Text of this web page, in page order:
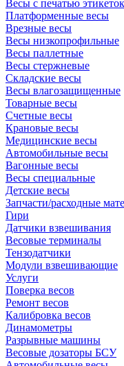
Весы с печатью этикеток
Платформенные весы
Врезные весы
Весы низкопрофильные
Весы паллетные
Весы стержневые
Складские весы
Весы влагозащищенные
Товарные весы
Счетные весы
Крановые весы
Медицинские весы
Автомобильные весы
Вагонные весы
Весы специальные
Детские весы
Запчасти/расходные
Гири
Датчики взвешивания
Весовые терминалы
Тензодатчики
Модули взвешивающие
Услуги
Поверка весов
Ремонт весов
Калибровка весов
Динамометры
Разрывные машины
Весовые дозаторы БСУ